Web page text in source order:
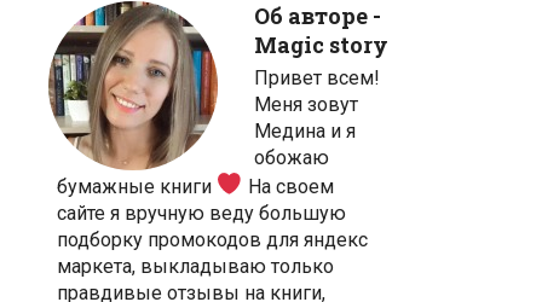
Об авторе -
Magic story
Привет всем!
Меня зовут
Медина и я
обожаю
бумажные книги
На своем
сайте я вручную веду большую
подборку промокодов для яндекс
маркета, выкладываю только
правдивые отзывы на книги,